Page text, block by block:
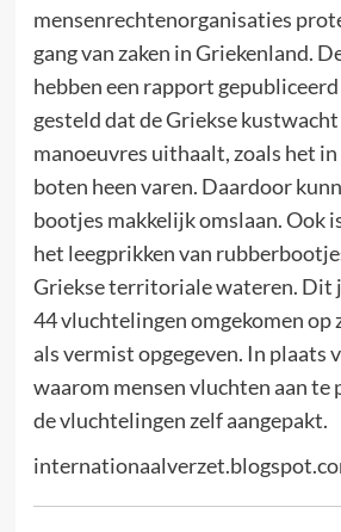
mensenrechtenorganisaties
gang van zaken in Griekenland.
hebben een rapport
gesteld dat de Griekse
manoeuvres uithaalt, zoals het in
boten heen varen. Daardoor
bootjes makkelijk omslaan. Ook
het leegprikken van
Griekse territoriale wateren. Dit
44 vluchtelingen omgekomen op
als vermist opgegeven. In plaats
waarom mensen vluchten aan te
de vluchtelingen zelf aangepakt.